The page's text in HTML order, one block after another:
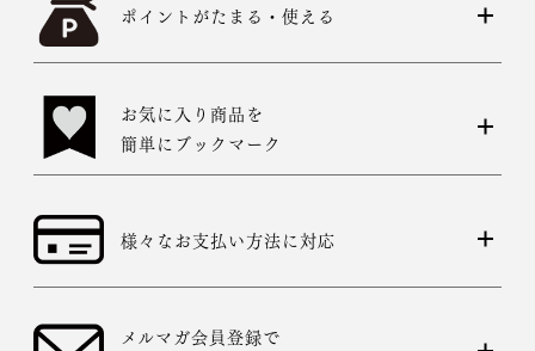
ポイントがたまる・使える
お気に入り商品を
簡単にブックマーク
様々なお支払い方法に対応
メルマガ会員登録で